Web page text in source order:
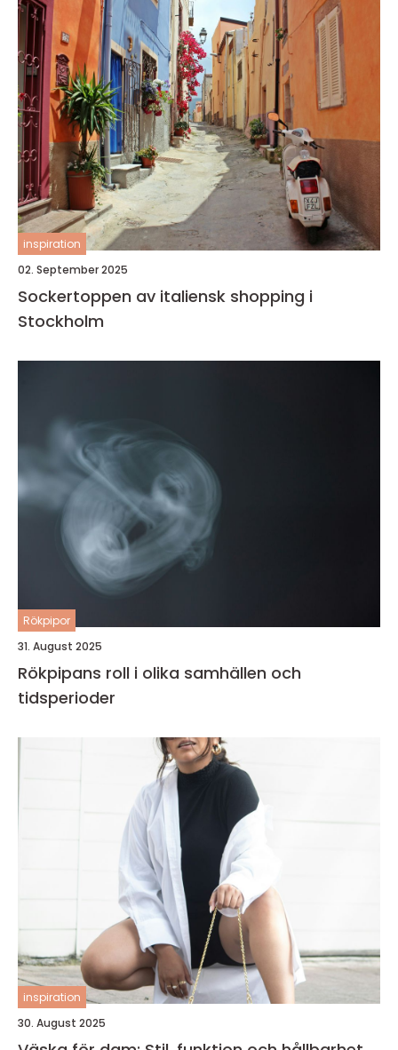
inspiration
02. September 2025
Sockertoppen av italiensk shopping i
Stockholm
Rökpipor
31. August 2025
Rökpipans roll i olika samhällen och
tidsperioder
inspiration
30. August 2025